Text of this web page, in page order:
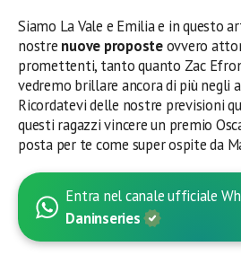
Siamo La Vale e Emilia e in questo
nostre nuove proposteovvero
promettenti, tanto quanto Zac
vedremo brillare ancora di più negli
Ricordatevi delle nostre previsioni
questi ragazzi vincere un premio
posta per te come super ospite da
Entra nel canale ufficiale
Daninseries